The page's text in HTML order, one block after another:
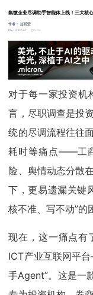
集微企业尽调助手智能体上线！三大核
作者：赵碧莹
06-10 16:22
6.3w
对于每一家投资机
言，尽职调查是投
统的尽调流程往往
耗时等痛点——工
险、舆情动态分散
下，更易遗漏关键
核不准、写不动”的
现在，这一痛点有
ICT产业互联网平
手Agent”。这是一